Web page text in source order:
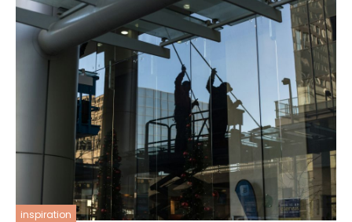
inspiration